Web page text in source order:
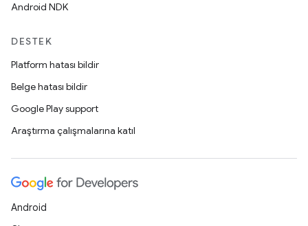
Android NDK
DESTEK
Platform hatası bildir
Belge hatası bildir
Google Play support
Araştırma çalışmalarına katıl
Android